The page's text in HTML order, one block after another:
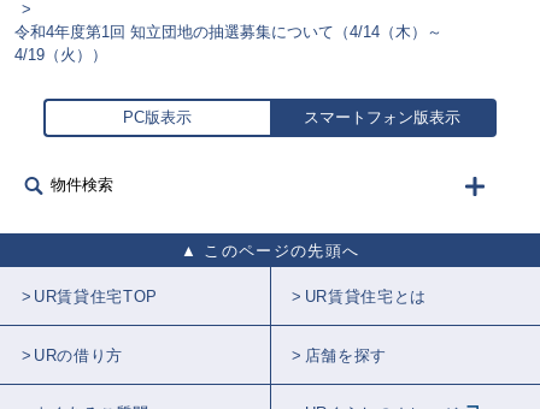
令和4年度第1回 知立団地の抽選募集について（4/14（木）～
4/19（火））
PC版表示 スマートフォン版表示
物件検索
このページの先頭へ
UR賃貸住宅TOP UR賃貸住宅とは
URの借り方 店舗を探す